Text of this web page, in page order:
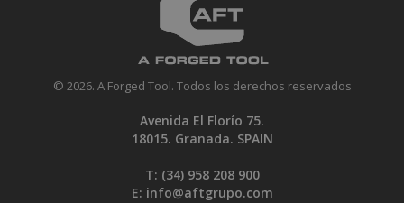
© 2026. A Forged Tool. Todos los derechos reservados
Avenida El Florío 75.
18015. Granada. SPAIN
T: (34) 958 208 900
E: info@aftgrupo.com